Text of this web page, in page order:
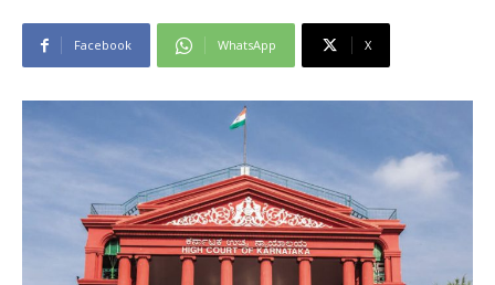
Facebook WhatsApp X